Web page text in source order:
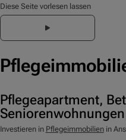
Diese Seite vorlesen lassen
Pflegeapartment,
Investieren in Pflegeimmobilienin